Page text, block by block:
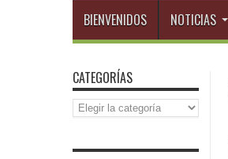
BIENVENIDOS NOTICIAS
CATEGORÍAS
Categorías